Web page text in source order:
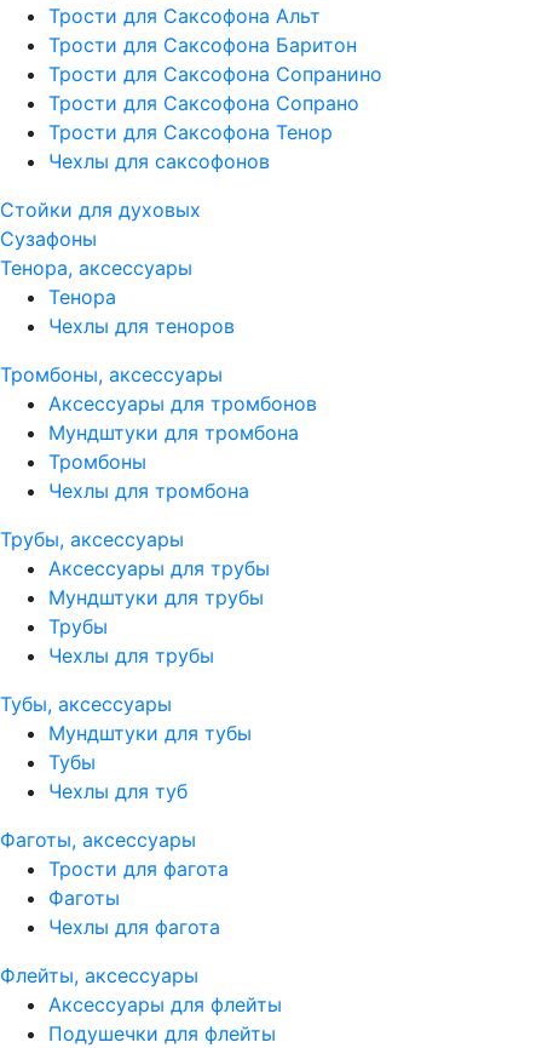
Трости для Саксофона Альт
Трости для Саксофона Баритон
Трости для Саксофона Сопранино
Трости для Саксофона Сопрано
Трости для Саксофона Тенор
Чехлы для саксофонов
Стойки для духовых
Сузафоны
Тенора, аксессуары
Тенора
Чехлы для теноров
Тромбоны, аксессуары
Аксессуары для тромбонов
Мундштуки для тромбона
Тромбоны
Чехлы для тромбона
Трубы, аксессуары
Аксессуары для трубы
Мундштуки для трубы
Трубы
Чехлы для трубы
Тубы, аксессуары
Мундштуки для тубы
Тубы
Чехлы для туб
Фаготы, аксессуары
Трости для фагота
Фаготы
Чехлы для фагота
Флейты, аксессуары
Аксессуары для флейты
Подушечки для флейты